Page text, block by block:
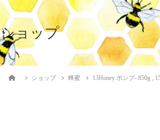
ショップ
ショップ 蜂蜜 13Honey ポンプ- 850g ,